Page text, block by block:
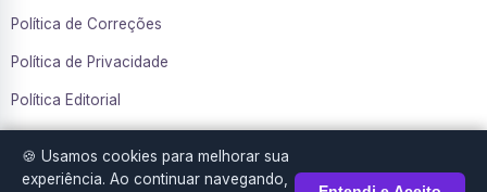
Política de Correções
Política de Privacidade
Política Editorial
Transparência
🍪 Usamos cookies para melhorar sua
experiência. Ao continuar navegando,